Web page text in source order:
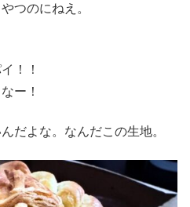
つのにねえ。
！！
ー！
だよな。なんだこの生地。